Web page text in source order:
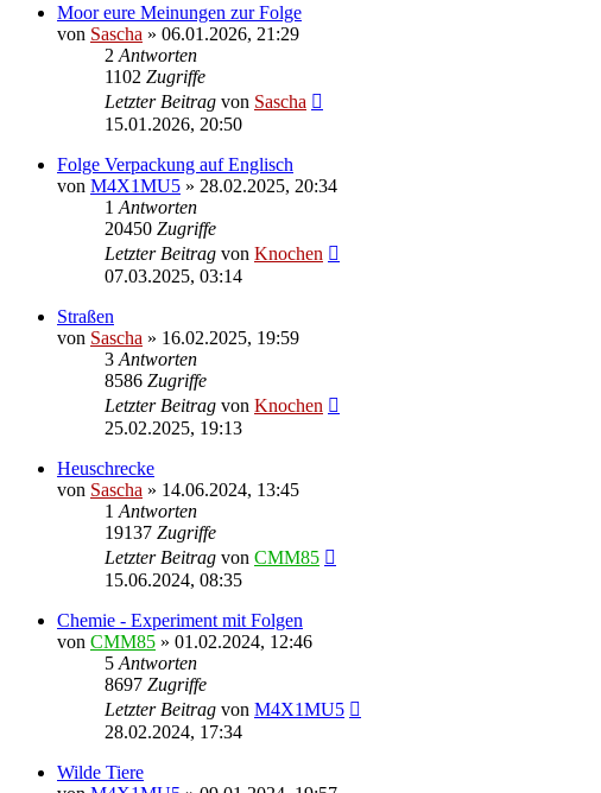
Moor eure Meinungen zur Folge
von Sascha » 06.01.2026, 21:29
2 Antworten
1102 Zugriffe
Letzter Beitrag von Sascha
15.01.2026, 20:50
Folge Verpackung auf Englisch
von M4X1MU5 » 28.02.2025, 20:34
1 Antworten
20450 Zugriffe
Letzter Beitrag von Knochen
07.03.2025, 03:14
Straßen
von Sascha » 16.02.2025, 19:59
3 Antworten
8586 Zugriffe
Letzter Beitrag von Knochen
25.02.2025, 19:13
Heuschrecke
von Sascha » 14.06.2024, 13:45
1 Antworten
19137 Zugriffe
Letzter Beitrag von CMM85
15.06.2024, 08:35
Chemie - Experiment mit Folgen
von CMM85 » 01.02.2024, 12:46
5 Antworten
8697 Zugriffe
Letzter Beitrag von M4X1MU5
28.02.2024, 17:34
Wilde Tiere